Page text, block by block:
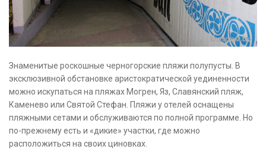
Знаменитые роскошные черногорские пляжи полупусты. В
эксклюзивной обстановке аристократической уединенности
можно искупаться на пляжах Могрен, Яз, Славянский пляж,
Каменево или Святой Стефан. Пляжи у отелей оснащены
пляжными сетами и обслуживаются по полной программе. Но
по-прежнему есть и «дикие» участки, где можно
расположиться на своих циновках.